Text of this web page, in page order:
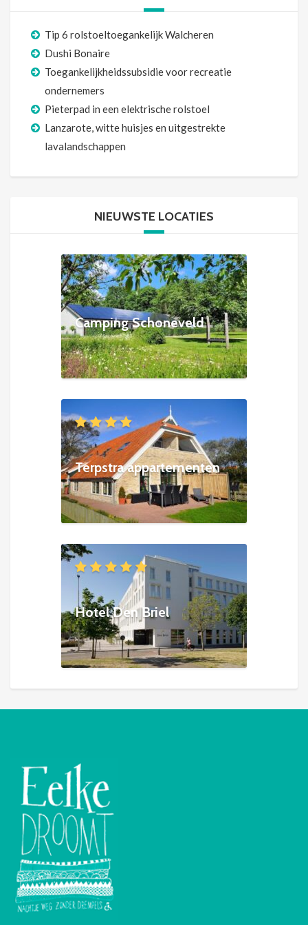
Tip 6 rolstoeltoegankelijk Walcheren
Dushi Bonaire
Toegankelijkheidssubsidie voor recreatie
ondernemers
Pieterpad in een elektrische rolstoel
Lanzarote, witte huisjes en uitgestrekte
lavalandschappen
NIEUWSTE LOCATIES
Camping Schoneveld
Terpstra appartementen
Hotel Den Briel